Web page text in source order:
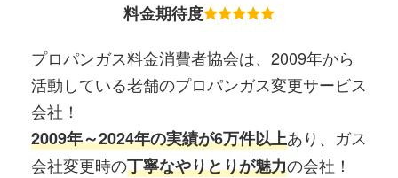
料金期待度
プロパンガス料金消費者協会は、2009年から
活動している老舗のプロパンガス変更サービス
会社！
2009年～2024年の実績が6万件以上あり、ガス
会社変更時の丁寧なやりとりが魅力の会社！